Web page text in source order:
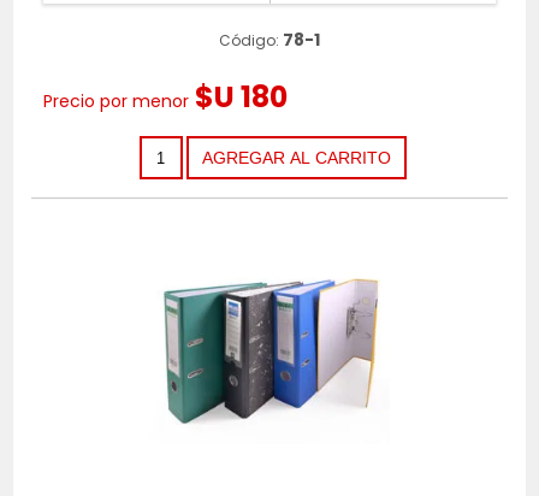
Código: 78-1
Precio por menor $U 180